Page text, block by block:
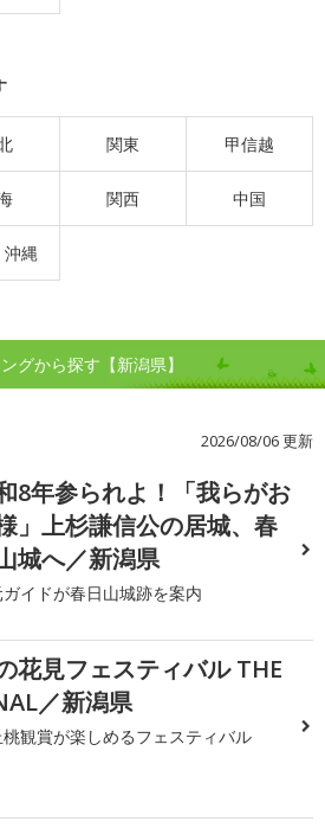
関東 甲信越
関西 中国
沖縄
グから探す【新潟県】
2026/08/06 更新
8年参られよ！「我らがお
」上杉謙信公の居城、春
城へ／新潟県
イドが春日山城跡を案内
花見フェスティバル THE
／新潟県
観賞が楽しめるフェスティバル